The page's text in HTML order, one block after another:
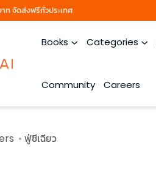
ท จัดส่งฟรีทั่วประเทศ
Books Categories
Community Careers
ฟู่ซีเฉียว